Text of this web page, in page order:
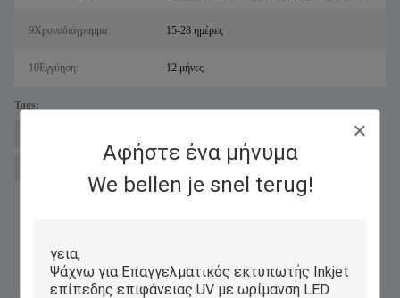
Αφήστε ένα μήνυμα
We bellen je snel terug!
9Χρονοδιάγραμμα: 15-28 ημέρες
10Εγγύηση: 12 μήνες
Tags:
ψηφιακός εκτυπωτής UV